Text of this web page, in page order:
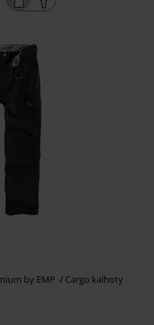
by EMP Cargo kalhoty